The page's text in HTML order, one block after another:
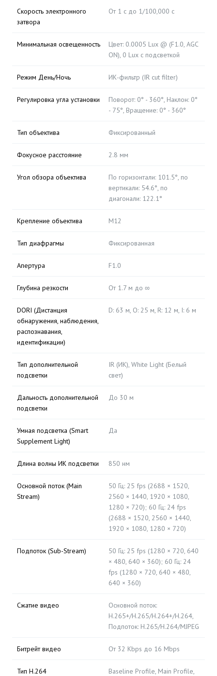
Скорость электронного
затвора
От 1 с до 1/100,000 с
Минимальная освещенность
Цвет: 0.0005 Lux @ (F1.0, AGC
ON), 0 Lux с подсветкой
Режим День/Ночь ИК-фильтр (IR cut filter)
Регулировка угла установки
Поворот: 0° - 360°, Наклон: 0°
- 75°, Вращение: 0° - 360°
Тип объектива Фиксированный
Фокусное расстояние 2.8 мм
Угол обзора объектива
По горизонтали: 101.5°, по
вертикали: 54.6°, по
диагонали: 122.1°
Крепление объектива M12
Тип диафрагмы Фиксированная
Апертура F1.0
Глубина резкости От 1.7 м до ∞
DORI (Дистанция
обнаружения, наблюдения,
распознавания,
идентификации)
D: 63 м, O: 25 м, R: 12 м, I: 6 м
Тип дополнительной
подсветки
IR (ИК), White Light (Белый
свет)
Дальность дополнительной
подсветки
До 30 м
Умная подсветка (Smart
Supplement Light)
Да
Длина волны ИК подсветки 850 нм
Основной поток (Main
Stream)
50 Гц: 25 fps (2688 × 1520,
2560 × 1440, 1920 × 1080,
1280 × 720); 60 Гц: 24 fps
(2688 × 1520, 2560 × 1440,
1920 × 1080, 1280 × 720)
Подпоток (Sub-Stream)
50 Гц: 25 fps (1280 × 720, 640
× 480, 640 × 360); 60 Гц: 24
fps (1280 × 720, 640 × 480,
640 × 360)
Сжатие видео
Основной поток:
H.265+/H.265/H.264+/H.264,
Подпоток: H.265/H.264/MJPEG
Битрейт видео От 32 Kbps до 16 Mbps
Тип H.264
Baseline Profile, Main Profile,